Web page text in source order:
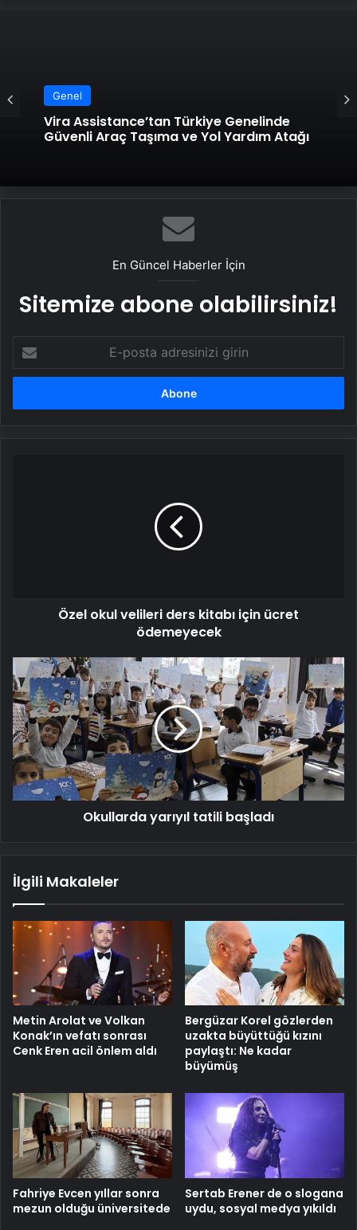
Genel
Vira Assistance’tan Türkiye Genelinde
Güvenli Araç Taşıma ve Yol Yardım Atağı
En Güncel Haberler İçin
Sitemize abone olabilirsiniz!
posta
adresinizi
Özel okul velileri ders kitabı için ücret
ödemeyecek
Okullarda
yarıyıl
tatili
başladı
Okullarda yarıyıl tatili başladı
İlgili Makaleler
Metin Arolat ve Volkan
Konak’ın vefatı sonrası
Cenk Eren acil önlem aldı
Bergüzar Korel gözlerden
uzakta büyüttüğü kızını
paylaştı: Ne kadar
büyümüş
Fahriye Evcen yıllar sonra
mezun olduğu üniversitede
Sertab Erener de o slogana
uydu, sosyal medya yıkıldı